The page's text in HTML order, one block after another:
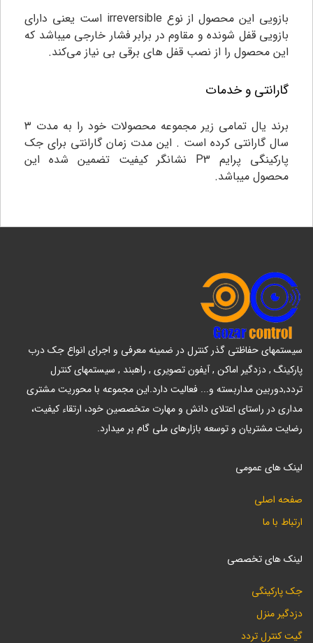
بازویی این محصول از نوع irreversible است یعنی دارای
بازویی قفل شونده و مقاوم در برابر فشار خارجی میباشد که
این محصول را از نصب قفل های برقی بی نیاز می‌کند.
گارانتی و خدمات
برند یال تمامی زیر مجموعه محصولات خود را به مدت ۳
سال گارانتی کرده است . این مدت زمان گارانتی برای جک
پارکینگی پرایم P3 نشانگر کیفیت تضمین شده این
محصول میباشد.
سیستمهای حفاظتی گذر کنترل در ضمینه معرفی و اجرای انواع جک درب
پارکینگ , دزدگیر اماکن , آیفون تصویری , راهبند , سیستمهای کنترل
تردد,دوربین مداربسته و... فعالیت دارد.این مجموعه با محوریت مشتری
مداری در راستای اعتلای دانش و مهارت متخصصین خود، ارتقاء کیفیت،
رضایت مشتریان و توسعه بازارهای ملی گام بر میدارد.
لینک های عمومی
صفحه اصلی
ارتباط با ما
لینک های تخصصی
جک پارکینگی
دزدگیر منزل
گیت کنترل تردد